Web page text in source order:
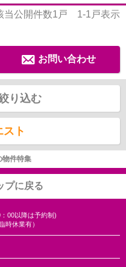
当公開件数1 戸 1-1 戸表示
お問い合わせ
り込む
ト
物件特集
プに戻る
：00以降は予約制)
時休業有）